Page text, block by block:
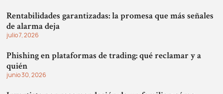
Rentabilidades garantizadas: la promesa que más señales
de alarma deja
julio 7, 2026
Phishing en plataformas de trading: qué reclamar y a
quién
junio 30, 2026